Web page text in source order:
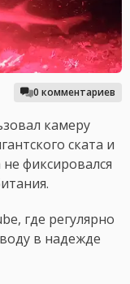
0 комментариев
камеру
ската и
фиксировался
где регулярно
в надежде